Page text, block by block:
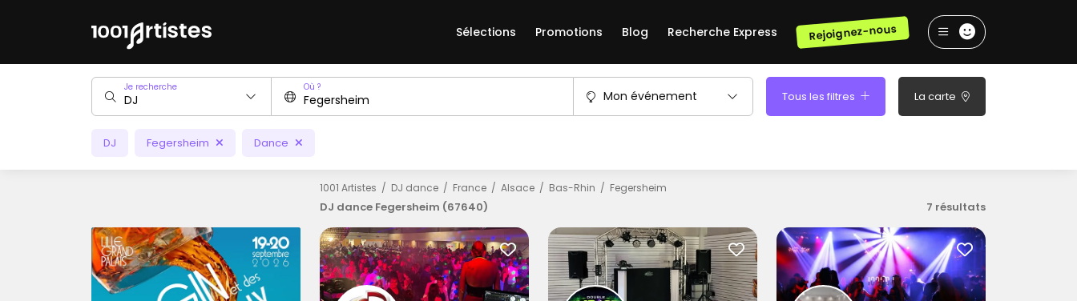
Sélections Promotions Blog Recherche Express Rejoignez-nous
Je recherche Où ?
Mon événement Tous les filtres La carte
DJ Fegersheim Dance
1001 Artistes DJ dance France Alsace Bas-Rhin Fegersheim
DJ dance Fegersheim (67640) 7 résultats